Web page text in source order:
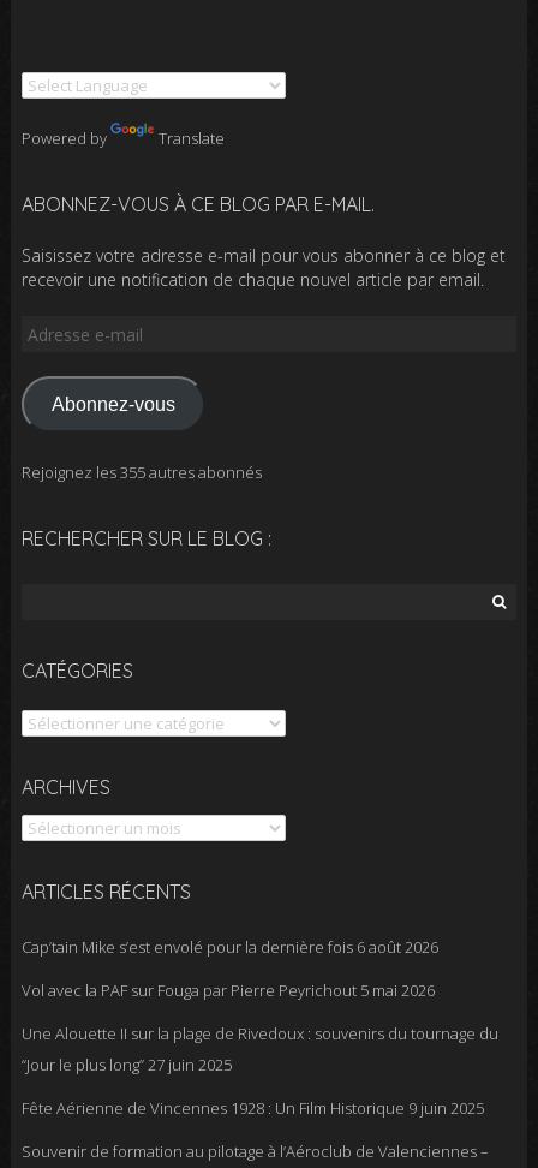
Powered by Translate
ABONNEZ-VOUS À CE BLOG PAR E-MAIL.
Saisissez votre adresse e-mail pour vous abonner à ce blog et
recevoir une notification de chaque nouvel article par email.
Adresse
mail
Abonnez-vous
Rejoignez les 355 autres abonnés
RECHERCHER SUR LE BLOG :
CATÉGORIES
Catégories
ARCHIVES
Archives
ARTICLES RÉCENTS
Cap’tain Mike s’est envolé pour la dernière fois 6 août 2026
Vol avec la PAF sur Fouga par Pierre Peyrichout 5 mai 2026
Une Alouette II sur la plage de Rivedoux : souvenirs du tournage du
“Jour le plus long”27 juin 2025
Fête Aérienne de Vincennes 1928 : Un Film Historique 9 juin 2025
Souvenir de formation au pilotage à l’Aéroclub de Valenciennes –